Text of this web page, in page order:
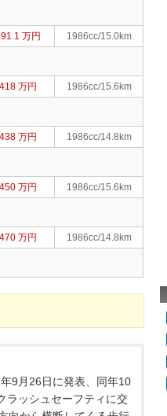
万円
1986cc/15.0km
418 万円
1986cc/15.6km
438 万円
1986cc/14.8km
450 万円
1986cc/15.6km
470 万円
1986cc/14.8km
9月26日に発表、同年10
ラッシュセーフティに交